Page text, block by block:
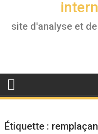
site d'analyse et
Étiquette :